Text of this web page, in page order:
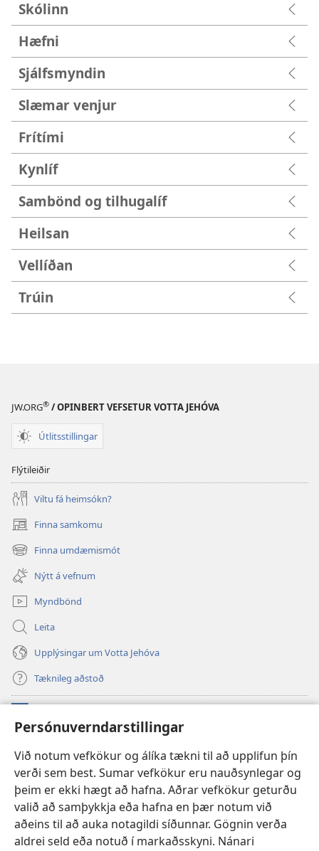
Persónuverndarstillingar
Við notum vefkökur og álíka tækni til að upplifun þín
verði sem best. Sumar vefkökur eru nauðsynlegar og
þeim er ekki hægt að hafna. Aðrar vefkökur geturðu
valið að samþykkja eða hafna en þær notum við
aðeins til að auka notagildi síðunnar. Gögnin verða
aldrei seld eða notuð í markaðsskyni. Nánari
Skólinn
Hæfni
Sjálfsmyndin
Slæmar venjur
Frítími
Kynlíf
Sambönd og tilhugalíf
Heilsan
Vellíðan
Trúin
JW.ORG® / OPINBERT VEFSETUR VOTTA JEHÓVA
Útlitsstillingar
Flýtileiðir
Viltu fá heimsókn?
Finna samkomu
(opnast
í
nýjum
glugga)
Finna umdæmismót
(opnast
nýjum
glugga)
Nýtt á vefnum
Myndbönd
Leita
Upplýsingar um Votta Jehóva
Tæknileg aðstoð
(opnast
glugga)
VEFBÓKASAFN Varðturnsins
(opnast
nýjum
glugga)
JW Hub
(opnast
nýjum
glugga)
JW Library -appið